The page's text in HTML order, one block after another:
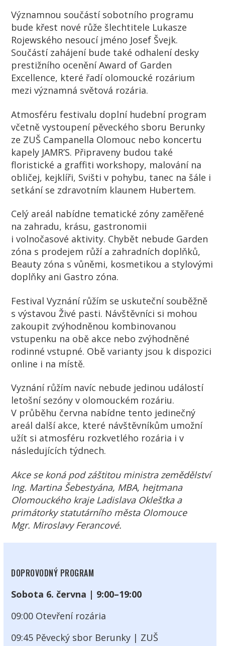
Významnou součástí sobotního programu
bude křest nové růže šlechtitele Lukasze
Rojewského nesoucí jméno Josef Švejk.
Součástí zahájení bude také odhalení desky
prestižního ocenění Award of Garden
Excellence, které řadí olomoucké rozárium
mezi významná světová rozária.
Atmosféru festivalu doplní hudební program
včetně vystoupení pěveckého sboru Berunky
ze ZUŠ Campanella Olomouc nebo koncertu
kapely JAMR’S. Připraveny budou také
floristické a graffiti workshopy, malování na
obličej, kejklíři, Svišti v pohybu, tanec na šále i
setkání se zdravotním klaunem Hubertem.
Celý areál nabídne tematické zóny zaměřené
na zahradu, krásu, gastronomii
i volnočasové aktivity. Chybět nebude Garden
zóna s prodejem růží a zahradních doplňků,
Beauty zóna s vůněmi, kosmetikou a stylovými
doplňky ani Gastro zóna.
Festival Vyznání růžím se uskuteční souběžně
s výstavou Živé pasti. Návštěvníci si mohou
zakoupit zvýhodněnou kombinovanou
vstupenku na obě akce nebo zvýhodněné
rodinné vstupné. Obě varianty jsou k dispozici
online i na místě.
Vyznání růžím navíc nebude jedinou událostí
letošní sezóny v olomouckém rozáriu.
V průběhu června nabídne tento jedinečný
areál další akce, které návštěvníkům umožní
užít si atmosféru rozkvetlého rozária i v
následujících týdnech.
Akce se koná pod záštitou ministra zemědělství
Ing. Martina Šebestyána, MBA, hejtmana
Olomouckého kraje Ladislava Oklešťka a
primátorky statutárního města Olomouce
Mgr. Miroslavy Ferancové.
DOPROVODNÝ PROGRAM
Sobota 6. června | 9:00–19:00
09:00 Otevření rozária
09:45 Pěvecký sbor Berunky | ZUŠ